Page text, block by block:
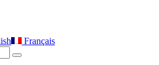
Français